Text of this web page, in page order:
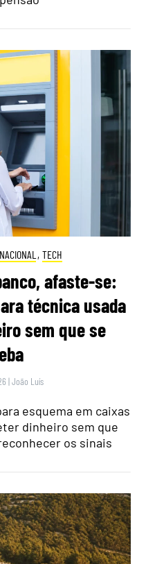
NACIONAL , TECH
afaste-se:
técnica usada
sem que se
|João Luís
esquema em caixas
dinheiro sem que
os sinais